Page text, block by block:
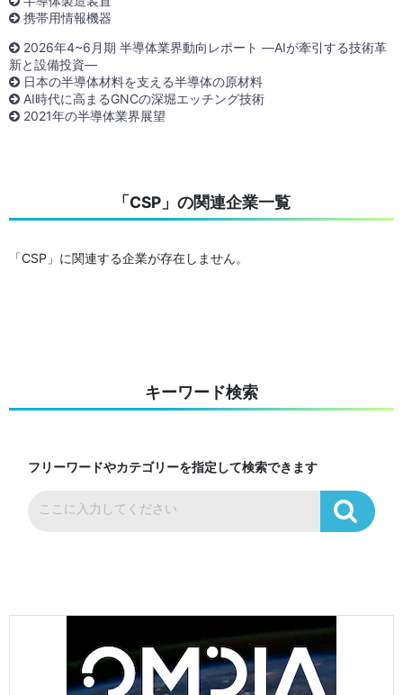
携帯用情報機器
2026年4~6月期 半導体業界動向レポート ―AIが牽引する技術革
新と設備投資―
日本の半導体材料を支える半導体の原材料
AI時代に高まるGNCの深堀エッチング技術
2021年の半導体業界展望
「CSP」の関連企業一覧
「CSP」に関連する企業が存在しません。
キーワード検索
フリーワードやカテゴリーを指定して検索できます